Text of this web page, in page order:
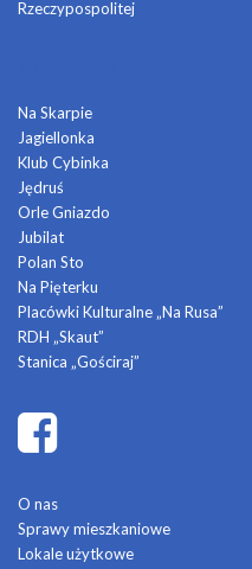
Rzeczypospolitej
Na Skarpie
Jagiellonka
Klub Cybinka
Jędruś
Orle Gniazdo
Jubilat
Polan Sto
Na Pięterku
Placówki Kulturalne „Na Rusa”
RDH „Skaut”
Stanica „Gościraj”
O nas
Sprawy mieszkaniowe
Lokale użytkowe